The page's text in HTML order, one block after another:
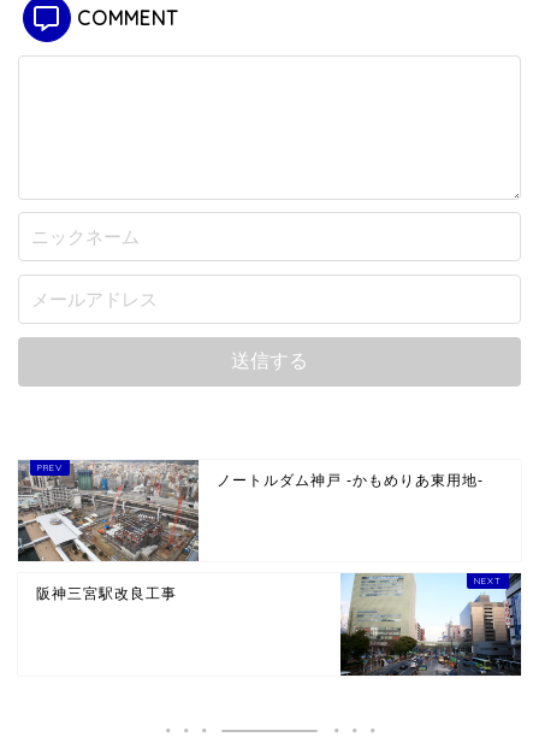
COMMENT
ノートルダム神戸 -かもめりあ東用地-
阪神三宮駅改良工事